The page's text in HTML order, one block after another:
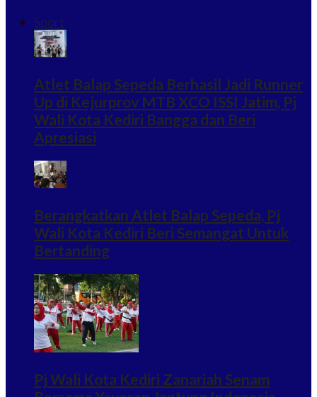
Sport
Atlet Balap Sepeda Berhasil Jadi Runner
Up di Kejurprov MTB XCO ISSI Jatim, Pj
Wali Kota Kediri Bangga dan Beri
Apresiasi
Berangkatkan Atlet Balap Sepeda, Pj
Wali Kota Kediri Beri Semangat Untuk
Bertanding
Pj Wali Kota Kediri Zanariah Senam